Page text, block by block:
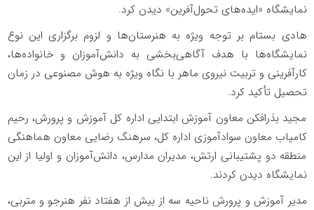
نمایشگاه «ایده‌های تحول‌آفرین» دیدن کرد.
هادی بستام بر توجه ویژه به هنرستان‌ها و لزوم برگزاری این نوع
نمایشگاه‌ها با هدف آگاهی‌بخشی به دانش‌آموزان و خانواده‌ها،
کارآفرینی و تربیت نیروی ماهر با نگاه ویژه به هوش مصنوعی در زمان
تحصیل تأکید کرد.
مجید بذرافکن معاون آموزش ابتدایی اداره کل آموزش و پرورش، رحیم
کامیاب معاون سوادآموزی اداره کل، سرهنگ رضایی معاون هماهنگی
منطقه دو پشتیبانی ارتش، مدیران مدارس، دانش‌آموزان و اولیا از این
نمایشگاه دیدن کردند.
مدیر آموزش و پرورش ناحیه سه از بیش از هفتاد نفر هنرجو و متربی،